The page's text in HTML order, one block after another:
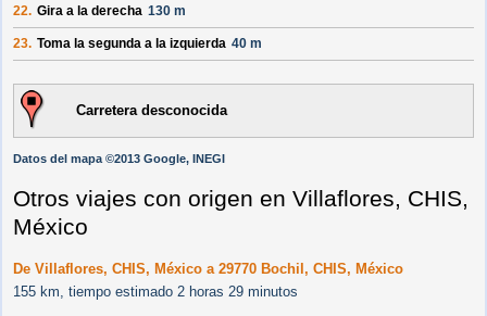
22. Gira a la derecha 130 m
23. Toma la segunda a la izquierda 40 m
Carretera desconocida
Datos del mapa ©2013 Google, INEGI
Otros viajes con origen en Villaflores, CHIS,
México
De Villaflores, CHIS, México a 29770 Bochil, CHIS, México
155 km, tiempo estimado 2 horas 29 minutos